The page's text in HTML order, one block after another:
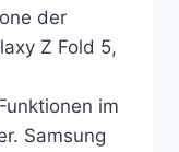
der
Z Fold 5,
im
Samsung